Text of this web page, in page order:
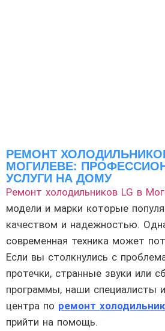
РЕМОНТ
МОГИЛЕВЕ:
УСЛУГИ НА ДОМУ
Ремонт холодильников LG в
модели и марки которые
качеством и надежностью.
современная техника может
Если вы столкнулись с
протечки, странные звуки или
программы, наши специалисты
центра по ремонт
прийти на помощь.